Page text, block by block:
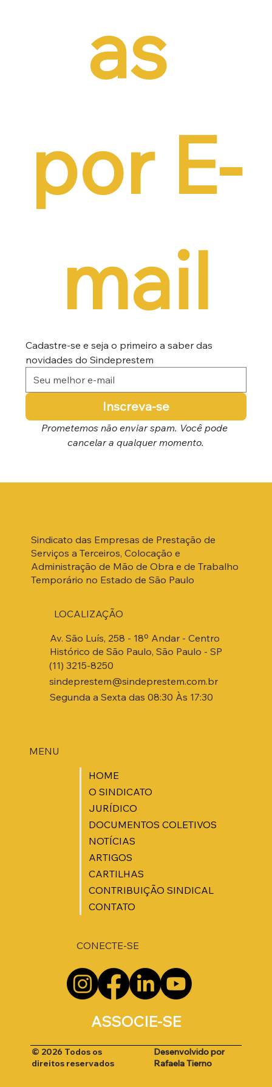
as
por E-
mail
Cadastre-se e seja o primeiro a saber das
novidades do Sindeprestem
Inscreva-se
Prometemos não enviar spam. Você pode
cancelar a qualquer momento.
Sindicato das Empresas de Prestação de
Serviços a Terceiros, Colocação e
Administração de Mão de Obra e de Trabalho
Temporário no Estado de São Paulo
MENU
HOME
O SINDICATO
JURÍDICO
DOCUMENTOS COLETIVOS
NOTÍCIAS
ARTIGOS
CARTILHAS
CONTRIBUIÇÃO SINDICAL
CONTATO
Av. São Luís, 258 - 18º Andar - Centro
Histórico de São Paulo, São Paulo - SP
(11) 3215-8250
sindeprestem@sindeprestem.com.br
Segunda a Sexta das 08:30 Às 17:30
LOCALIZAÇÃO
ASSOCIE-SE
CONECTE-SE
© 2026 Todos os
direitos reservados
Desenvolvido por
Rafaela Tierno